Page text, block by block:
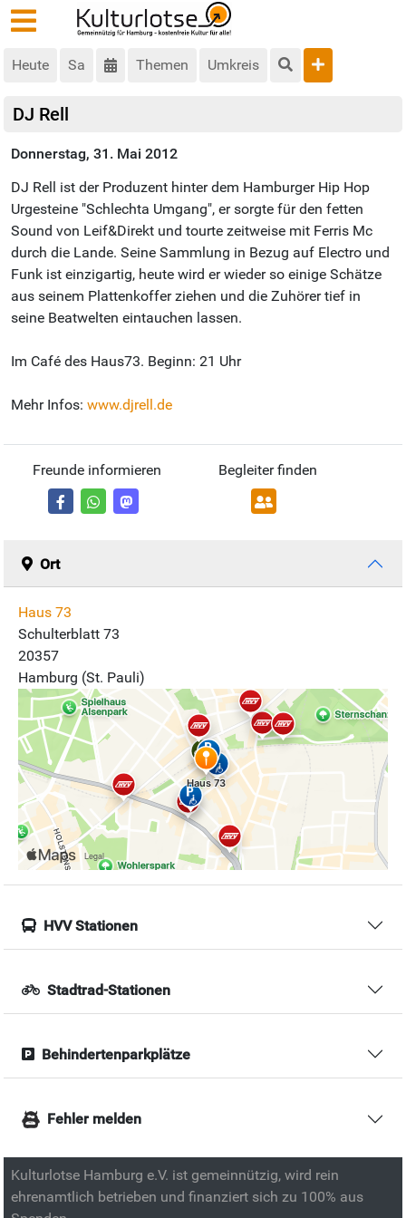
Heute Sa Themen Umkreis
DJ Rell
Donnerstag, 31. Mai 2012
DJ Rell ist der Produzent hinter dem Hamburger Hip Hop
Urgesteine "Schlechta Umgang", er sorgte für den fetten
Sound von Leif&Direkt und tourte zeitweise mit Ferris Mc
durch die Lande. Seine Sammlung in Bezug auf Electro und
Funk ist einzigartig, heute wird er wieder so einige Schätze
aus seinem Plattenkoffer ziehen und die Zuhörer tief in
seine Beatwelten eintauchen lassen.
Im Café des Haus73. Beginn: 21 Uhr
Mehr Infos: www.djrell.de
Freunde informieren Begleiter finden
Ort
Haus 73
Schulterblatt 73
20357
Hamburg (St. Pauli)
HVV Stationen
Stadtrad-Stationen
Behindertenparkplätze
Fehler melden
Kulturlotse Hamburg e.V. ist gemeinnützig, wird rein
ehrenamtlich betrieben und finanziert sich zu 100% aus